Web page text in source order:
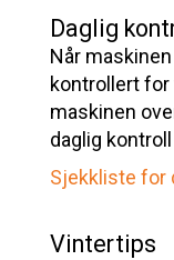
Daglig
Når
kontrollert for
maskinen
daglig
Sjekkliste for
Vintertips